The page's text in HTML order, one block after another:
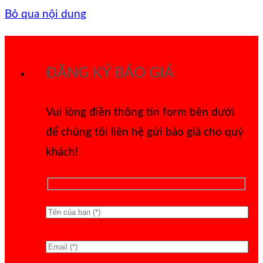
Bỏ qua nội dung
ĐĂNG KÝ BÁO GIÁ
Vui lòng điền thông tin form bên dưới
để chúng tôi liên hệ gửi báo giá cho quý
khách!